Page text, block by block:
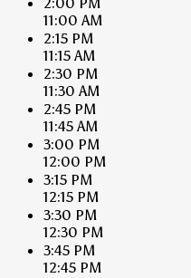
11:00 AM
2:15 PM
11:15 AM
2:30 PM
11:30 AM
2:45 PM
11:45 AM
3:00 PM
12:00 PM
3:15 PM
12:15 PM
3:30 PM
12:30 PM
3:45 PM
12:45 PM